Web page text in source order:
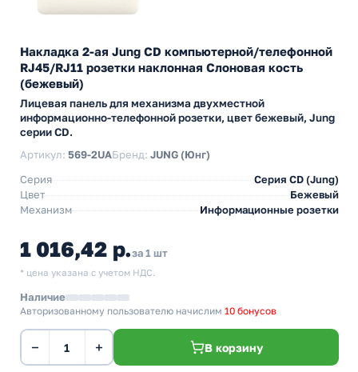
Накладка 2-ая Jung CD компьютерной/телефонной
RJ45/RJ11 розетки наклонная Слоновая кость
(бежевый)
Лицевая панель для механизма двухместной
информационно-телефонной розетки, цвет бежевый, Jung
серии CD.
Артикул: 569-2UAБренд: JUNG (Юнг)
Серия
Серия CD (Jung)
Цвет
Бежевый
Механизм
Информационные розетки
1 016,42 р.за 1 шт
* цена указана с учетом НДС.
Наличие
Авторизованному пользователю начислим 10 бонусов
− + В корзину